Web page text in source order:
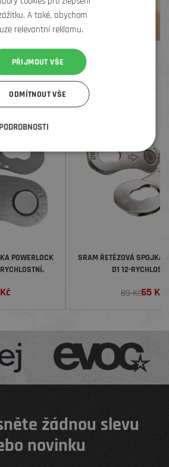
LÍBIT
POWERLOCK
Kč
SLEVA
SRAM ŘETĚZOVÁ SPOJKA
D1 12-
89 Kč65 Kč
žádnou slevu
novinku
A také, abychom
relevantní reklamu.
PŘIJMOUT VŠE
ODMÍTNOUT VŠE